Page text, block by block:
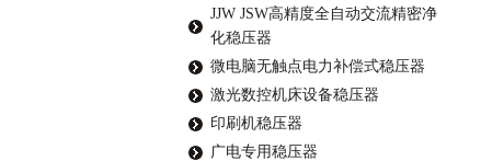
JJW JSW高精度全自动交流精密净
化稳压器
微电脑无触点电力补偿式稳压器
激光数控机床设备稳压器
印刷机稳压器
广电专用稳压器